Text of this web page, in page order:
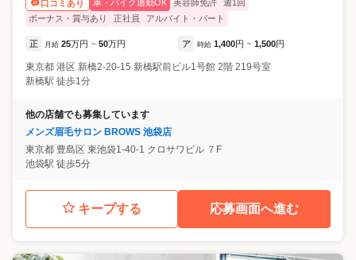
口コミあり 車・バイク通勤OK 美容師免許
週1回
ボーナス・賞与あり
正社員 アルバイト・パート
正 月給 25万円 ~ 50万円 ア 時給 1,400円 ~ 1,500円
東京都 港区 新橋2-20-15 新橋駅前ビル1号館 2階 219号室
新橋駅 徒歩1分
他の店舗でも募集しています
メンズ眉毛サロン BROWS 池袋店
東京都 豊島区 東池袋1-40-1 クロサワビル ７F
池袋駅 徒歩5分
キープする 応募画面へ進む